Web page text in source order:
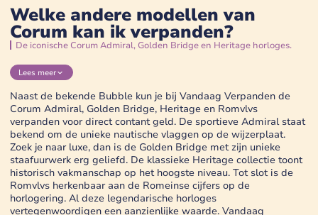
Welke andere modellen van
Corum kan ik verpanden?
De iconische Corum Admiral, Golden Bridge en Heritage horloges.
Lees meer
Naast de bekende Bubble kun je bij Vandaag Verpanden de
Corum Admiral, Golden Bridge, Heritage en Romvlvs
verpanden voor direct contant geld. De sportieve Admiral staat
bekend om de unieke nautische vlaggen op de wijzerplaat.
Zoek je naar luxe, dan is de Golden Bridge met zijn unieke
staafuurwerk erg geliefd. De klassieke Heritage collectie toont
historisch vakmanschap op het hoogste niveau. Tot slot is de
Romvlvs herkenbaar aan de Romeinse cijfers op de
horlogering. Al deze legendarische horloges
vertegenwoordigen een aanzienlijke waarde. Vandaag